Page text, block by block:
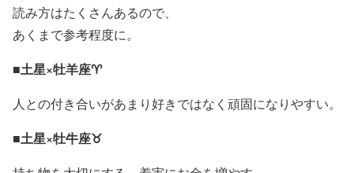
読み方はたくさんあるので、
あくまで参考程度に。
■土星×牡羊座♈
人との付き合いがあまり好きではなく頑固になりやすい。
■土星×牡牛座♉